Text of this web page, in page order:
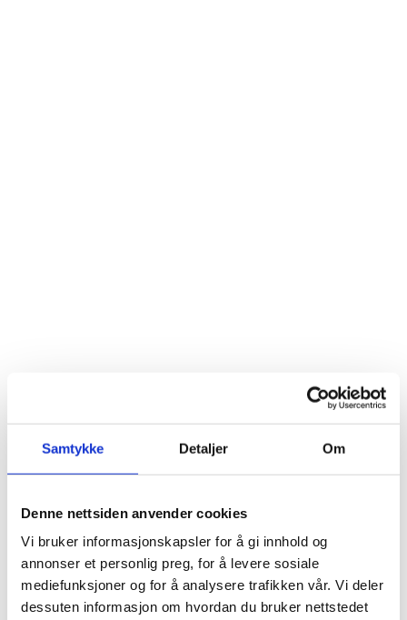
Samtykke Detaljer Om
Denne nettsiden anvender cookies
Vi bruker informasjonskapsler for å gi innhold og
annonser et personlig preg, for å levere sosiale
mediefunksjoner og for å analysere trafikken vår. Vi deler
dessuten informasjon om hvordan du bruker nettstedet
VINKART